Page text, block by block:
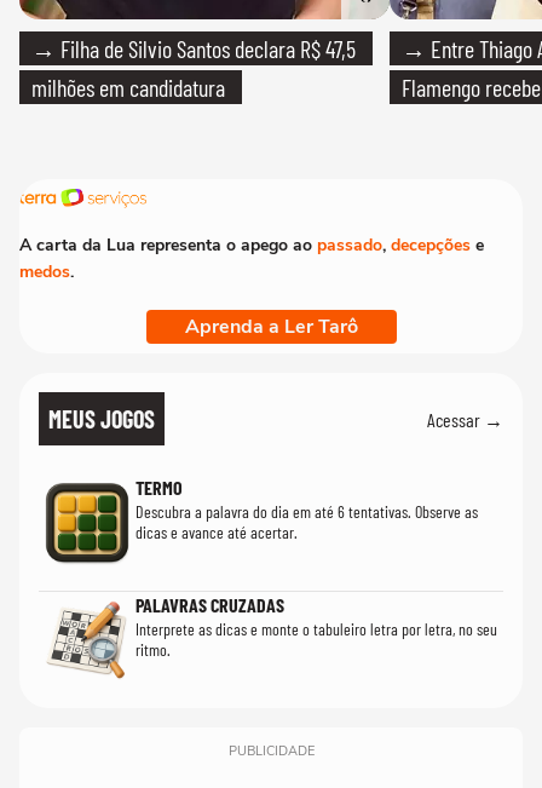
→ Filha de Silvio Santos declara R$ 47,5
milhões em candidatura
→ Entre Thiago
Flamengo
A carta da Lua representa o apego ao passado, decepções e
medos.
Aprenda a Ler Tarô
MEUS JOGOS Acessar →
TERMO
Descubra a palavra do dia em até 6 tentativas. Observe as
dicas e avance até acertar.
PALAVRAS CRUZADAS
Interprete as dicas e monte o tabuleiro letra por letra, no seu
ritmo.
PUBLICIDADE